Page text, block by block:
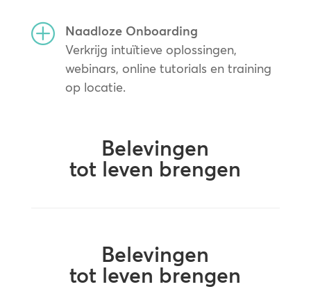
P
Naadloze Onboarding
Verkrijg intuïtieve oplossingen,
webinars, online tutorials en training
op locatie.
Belevingen
tot leven brengen
Belevingen
tot leven brengen